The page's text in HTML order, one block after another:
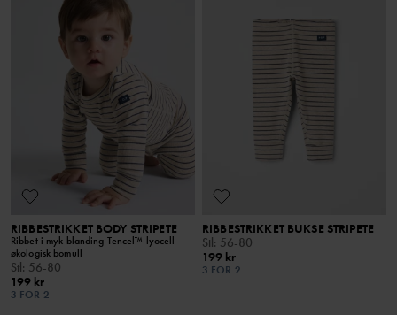
RIBBESTRIKKET BODY STRIPETE
Ribbet i myk blanding Tencel™ lyocell
økologisk bomull
Stl: 56-80
199 kr
3 FOR 2
RIBBESTRIKKET BUKSE STRIPETE
Stl: 56-80
199 kr
3 FOR 2